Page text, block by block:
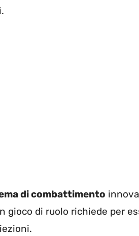
di combattimento
gioco di ruolo richiede per